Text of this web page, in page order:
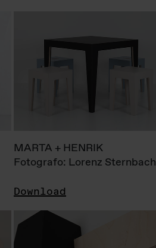
MARTA + HENRIK
Fotografo: Lorenz Sternbach
Download